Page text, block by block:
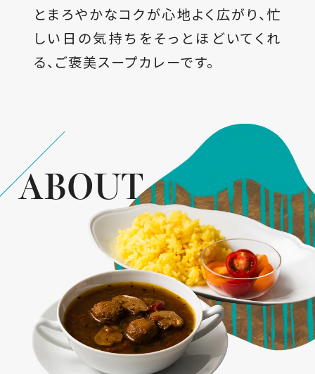
とまろやかなコクが心地よく広がり、忙
しい日の気持ちをそっとほどいてくれ
る、ご褒美スープカレーです。
ABOUT